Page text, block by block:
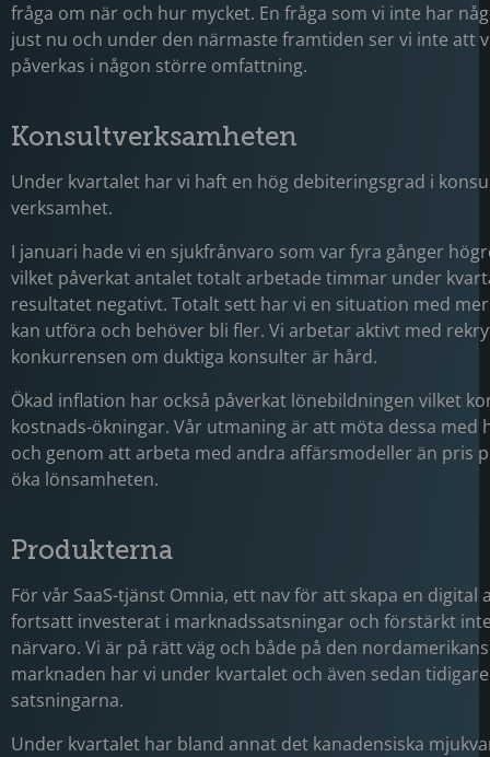
fråga om när och hur mycket. En fråga som vi inte har
just nu och under den närmaste framtiden ser vi inte att
påverkas i någon större omfattning.
Konsultverksamheten
Under kvartalet har vi haft en hög debiteringsgrad i
verksamhet.
I januari hade vi en sjukfrånvaro som var fyra gånger
vilket påverkat antalet totalt arbetade timmar under
resultatet negativt. Totalt sett har vi en situation med
kan utföra och behöver bli fler. Vi arbetar aktivt med
konkurrensen om duktiga konsulter är hård.
Ökad inflation har också påverkat lönebildningen vilket
kostnads-ökningar. Vår utmaning är att möta dessa med
och genom att arbeta med andra affärsmodeller än pris
öka lönsamheten.
Produkterna
För vår SaaS-tjänst Omnia, ett nav för att skapa en digital
fortsatt investerat i marknadssatsningar och förstärkt
närvaro. Vi är på rätt väg och både på den
marknaden har vi under kvartalet och även sedan
satsningarna.
Under kvartalet har bland annat det kanadensiska